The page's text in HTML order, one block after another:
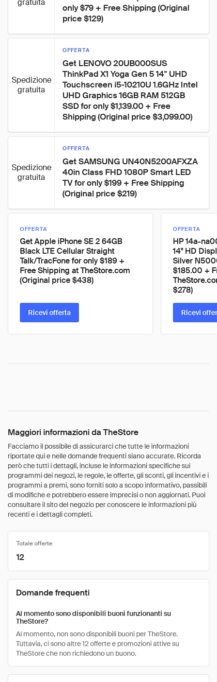
gratuita
only $79 + Free Shipping (Original
price $129)
Spedizione
gratuita
OFFERTA
Get LENOVO 20UB000SUS
ThinkPad X1 Yoga Gen 5 14" UHD
Touchscreen i5-10210U 1.6GHz Intel
UHD Graphics 16GB RAM 512GB
SSD for only $1,139.00 + Free
Shipping (Original price $3,099.00)
Spedizione
gratuita
OFFERTA
Get SAMSUNG UN40N5200AFXZA
40in Class FHD 1080P Smart LED
TV for only $199 + Free Shipping
(Original price $219)
OFFERTA
Get Apple iPhone SE 2 64GB
Black LTE Cellular Straight
Talk/TracFone for only $189 +
Free Shipping at TheStore.com
(Original price $438)
Ricevi offerta
OFFERTA
HP 14a-
14" HD
Silver
$185.00 +
$278)
Ricevi
Maggiori informazioni da TheStore
Facciamo il possibile di assicurarci che tutte le informazioni
riportate qui e nelle domande frequenti siano accurate. Ricorda
però che tutti i dettagli, incluse le informazioni specifiche sui
programmi dei negozi, le regole, le offerte, gli sconti, gli incentivi e i
programmi a premi, sono forniti solo a scopo informativo, passibili
di modifiche e potrebbero essere imprecisi o non aggiornati. Puoi
consultare il sito del negozio per conoscere le informazioni più
recenti e i dettagli completi.
Totale offerte
12
Domande frequenti
Al momento sono disponibili buoni funzionanti su
TheStore?
Al momento, non sono disponibili buoni per TheStore.
Tuttavia, ci sono altre 12 offerte e promozioni attive su
TheStore che non richiedono un buono.